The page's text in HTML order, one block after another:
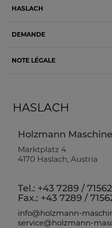
HASLACH
Holzmann
Marktplatz 4
4170 Haslach, Austria
Tel.: +43 7289 /
Fax.: +43 7289 /
info@holzmann-
service@holzmann-
HASLACH
DEMANDE
NOTE LÉGALE